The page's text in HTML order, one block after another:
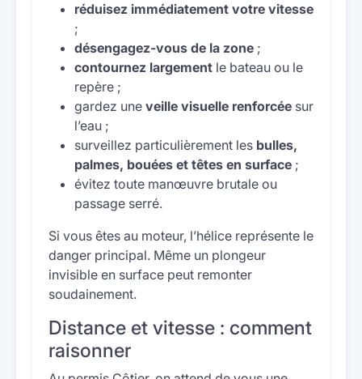
réduisez immédiatement votre vitesse
;
désengagez-vous de la zone ;
contournez largement le bateau ou le
repère ;
gardez une veille visuelle renforcée sur
l’eau ;
surveillez particulièrement les bulles,
palmes, bouées et têtes en surface ;
évitez toute manœuvre brutale ou
passage serré.
Si vous êtes au moteur, l’hélice représente le
danger principal. Même un plongeur
invisible en surface peut remonter
soudainement.
Distance et vitesse : comment
raisonner